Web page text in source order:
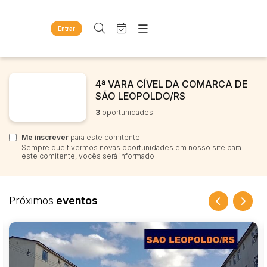
Entrar
Criar conta Entrar
Site
Busca por categoria
Diversos
Apartamentos
Casas
Ponto Comercial
Rural
Busca por palavra-chave
Subcategoria
Estados Cidade
Judiciais Extrajudiciais
Faixa de valor
até R$
4ª VARA CÍVEL DA COMARCA DE
SÃO LEOPOLDO/RS
3 oportunidades
Me inscrever para este comitente
Sempre que tivermos novas oportunidades em nosso site para
este comitente, vocês será informado
Próximos eventos